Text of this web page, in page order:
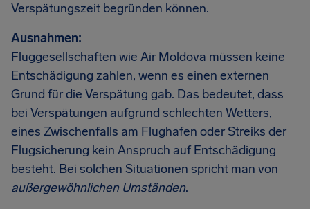
Verspätungszeit begründen können.
Ausnahmen:
Fluggesellschaften wie Air Moldova müssen keine
Entschädigung zahlen, wenn es einen externen
Grund für die Verspätung gab. Das bedeutet, dass
bei Verspätungen aufgrund schlechten Wetters,
eines Zwischenfalls am Flughafen oder Streiks der
Flugsicherung kein Anspruch auf Entschädigung
besteht. Bei solchen Situationen spricht man von
außergewöhnlichen Umständen.